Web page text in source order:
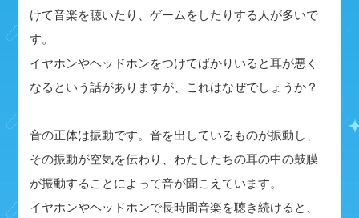
けて音楽を聴いたり、ゲームをしたりする人が多いで
す。
イヤホンやヘッドホンをつけてばかりいると耳が悪く
なるという話がありますが、これはなぜでしょうか？
音の正体は振動です。音を出しているものが振動し、
その振動が空気を伝わり、わたしたちの耳の中の鼓膜
が振動することによって音が聞こえています。
イヤホンやヘッドホンで長時間音楽を聴き続けると、